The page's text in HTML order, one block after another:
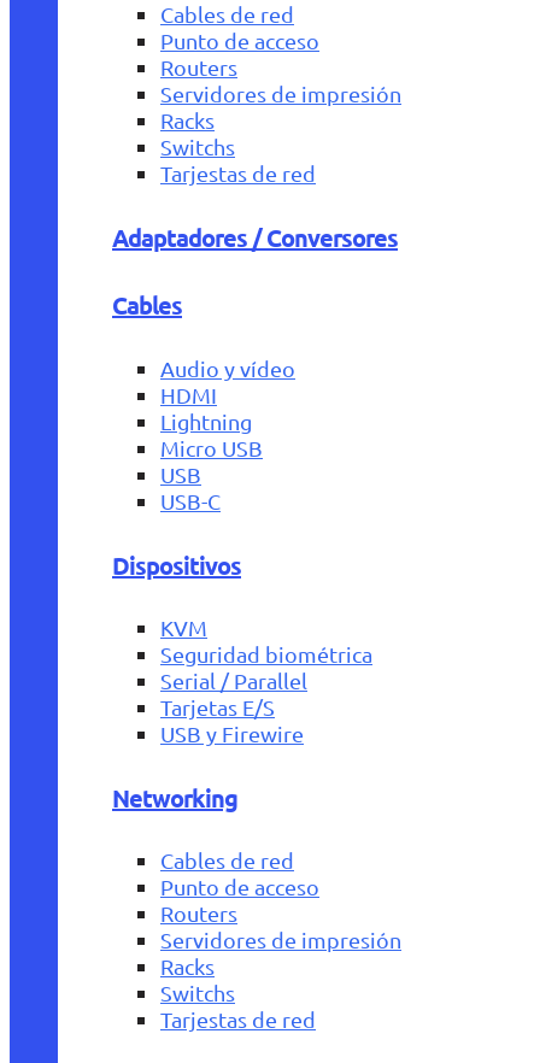
Cables de red
Punto de acceso
Routers
Servidores de impresión
Racks
Switchs
Tarjestas de red
Adaptadores / Conversores
Cables
Audio y vídeo
HDMI
Lightning
Micro USB
USB
USB-C
Dispositivos
KVM
Seguridad biométrica
Serial / Parallel
Tarjetas E/S
USB y Firewire
Networking
Cables de red
Punto de acceso
Routers
Servidores de impresión
Racks
Switchs
Tarjestas de red